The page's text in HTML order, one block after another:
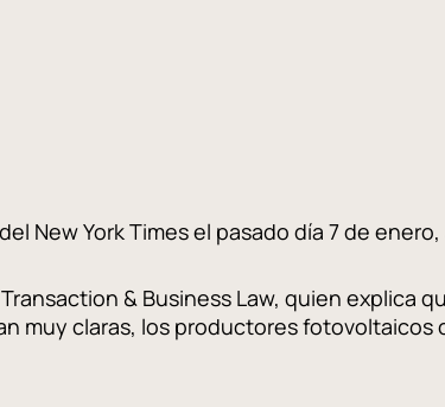
New York Times el pasado día 7 de enero,
& Business Law, quien explica
muy claras, los productores fotovoltaicos